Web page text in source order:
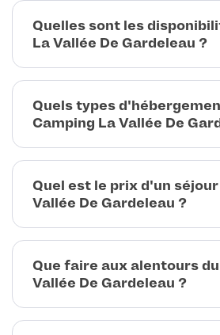
Quelles sont les
La Vallée De Gardeleau ?
Quels types
Camping La Vallée De
Quel est le prix d'un
Vallée De Gardeleau ?
Que faire aux alentours
Vallée De Gardeleau ?